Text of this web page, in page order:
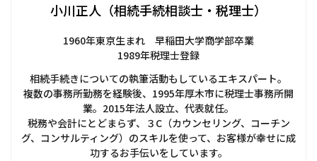
小川正人（相続手続相談士・税理士）
1960年東京生まれ 早稲田大学商学部卒業
1989年税理士登録
相続手続きについての執筆活動もしているエキスパート。
複数の事務所勤務を経験後、1995年厚木市に税理士事務所開
業。2015年法人設立、代表就任。
税務や会計にとどまらず、３C（カウンセリング、コーチン
グ、コンサルティング）のスキルを使って、お客様が幸せに成
功するお手伝いをしています。